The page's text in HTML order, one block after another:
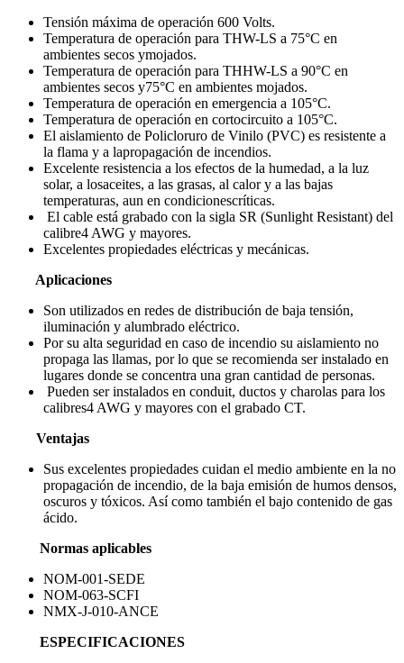
Tensión máxima de operación 600 Volts.
Temperatura de operación para THW-LS a 75°C en
ambientes secos ymojados.
Temperatura de operación para THHW-LS a 90°C en
ambientes secos y75°C en ambientes mojados.
Temperatura de operación en emergencia a 105°C.
Temperatura de operación en cortocircuito a 105°C.
El aislamiento de Policloruro de Vinilo (PVC) es resistente a
la flama y a lapropagación de incendios.
Excelente resistencia a los efectos de la humedad, a la luz
solar, a losaceites, a las grasas, al calor y a las bajas
temperaturas, aun en condicionescríticas.
El cable está grabado con la sigla SR (Sunlight Resistant) del
calibre4 AWG y mayores.
Excelentes propiedades eléctricas y mecánicas.
Aplicaciones
Son utilizados en redes de distribución de baja tensión,
iluminación y alumbrado eléctrico.
Por su alta seguridad en caso de incendio su aislamiento no
propaga las llamas, por lo que se recomienda ser instalado en
lugares donde se concentra una gran cantidad de personas.
Pueden ser instalados en conduit, ductos y charolas para los
calibres4 AWG y mayores con el grabado CT.
Ventajas
Sus excelentes propiedades cuidan el medio ambiente en la no
propagación de incendio, de la baja emisión de humos densos,
oscuros y tóxicos. Así como también el bajo contenido de gas
ácido.
Normas aplicables
NOM-001-SEDE
NOM-063-SCFI
NMX-J-010-ANCE
ESPECIFICACIONES